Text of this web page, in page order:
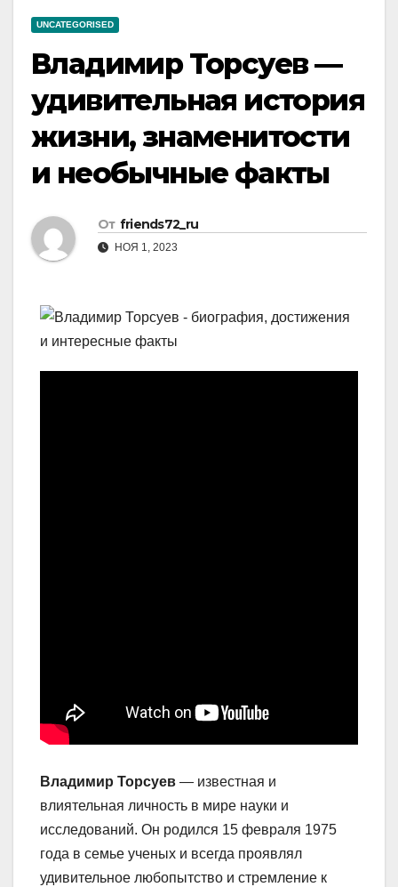
UNCATEGORISED
Владимир Торсуев —
удивительная история
жизни, знаменитости
и необычные факты
От friends72_ru
НОЯ 1, 2023
Владимир Торсуев — известная и
влиятельная личность в мире науки и
исследований. Он родился 15 февраля 1975
года в семье ученых и всегда проявлял
удивительное любопытство и стремление к